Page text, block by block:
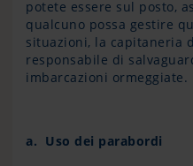
potete essere sul posto,
qualcuno possa gestire
situazioni, la capitaneria
responsabile di
imbarcazioni ormeggiate.
a. Uso dei parabordi